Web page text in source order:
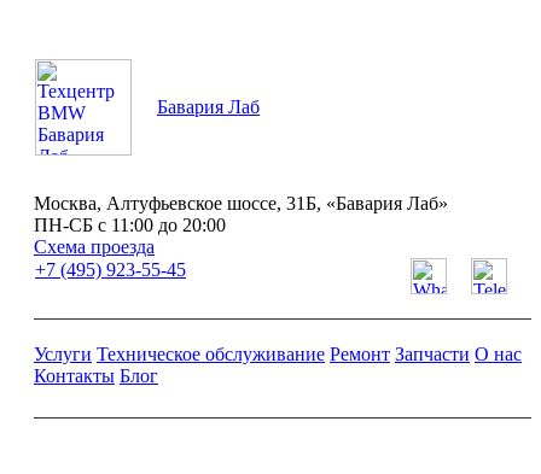
Бавария Лаб
Москва, Алтуфьевское шоссе, 31Б, «Бавария Лаб»
ПН-СБ с 11:00 до 20:00
Схема проезда
+7 (495) 923-55-45
Услуги Техническое обслуживание Ремонт Запчасти О нас
Контакты Блог